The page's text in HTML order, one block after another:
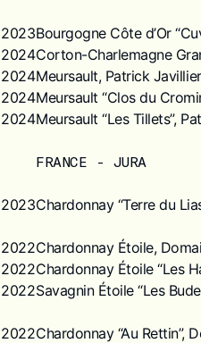
2023Bourgogne Côte d’Or
2024Corton-Charlemagne
2024Meursault, Patrick Javillier
2024Meursault “Clos du
2024Meursault “Les Tillets”,
FRANCE - JURA
2023Chardonnay “Terre du
2022Chardonnay Étoile,
2022Chardonnay Étoile “Les
2022Savagnin Étoile “Les
2022Chardonnay “Au Rettin”,